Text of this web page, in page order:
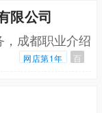
限公司
成都职业介绍
网店第1年 百